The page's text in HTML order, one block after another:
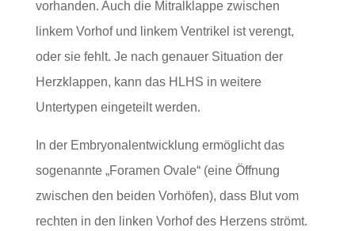
vorhanden. Auch die Mitralklappe zwischen
linkem Vorhof und linkem Ventrikel ist verengt,
oder sie fehlt. Je nach genauer Situation der
Herzklappen, kann das HLHS in weitere
Untertypen eingeteilt werden.
In der Embryonalentwicklung ermöglicht das
sogenannte „Foramen Ovale“ (eine Öffnung
zwischen den beiden Vorhöfen), dass Blut vom
rechten in den linken Vorhof des Herzens strömt.